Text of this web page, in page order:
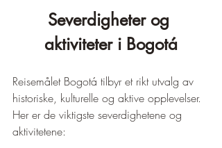
Severdigheter og
aktiviteter i Bogotá
Reisemålet Bogotá tilbyr et rikt utvalg av
historiske, kulturelle og aktive opplevelser.
Her er de viktigste severdighetene og
aktivitetene: